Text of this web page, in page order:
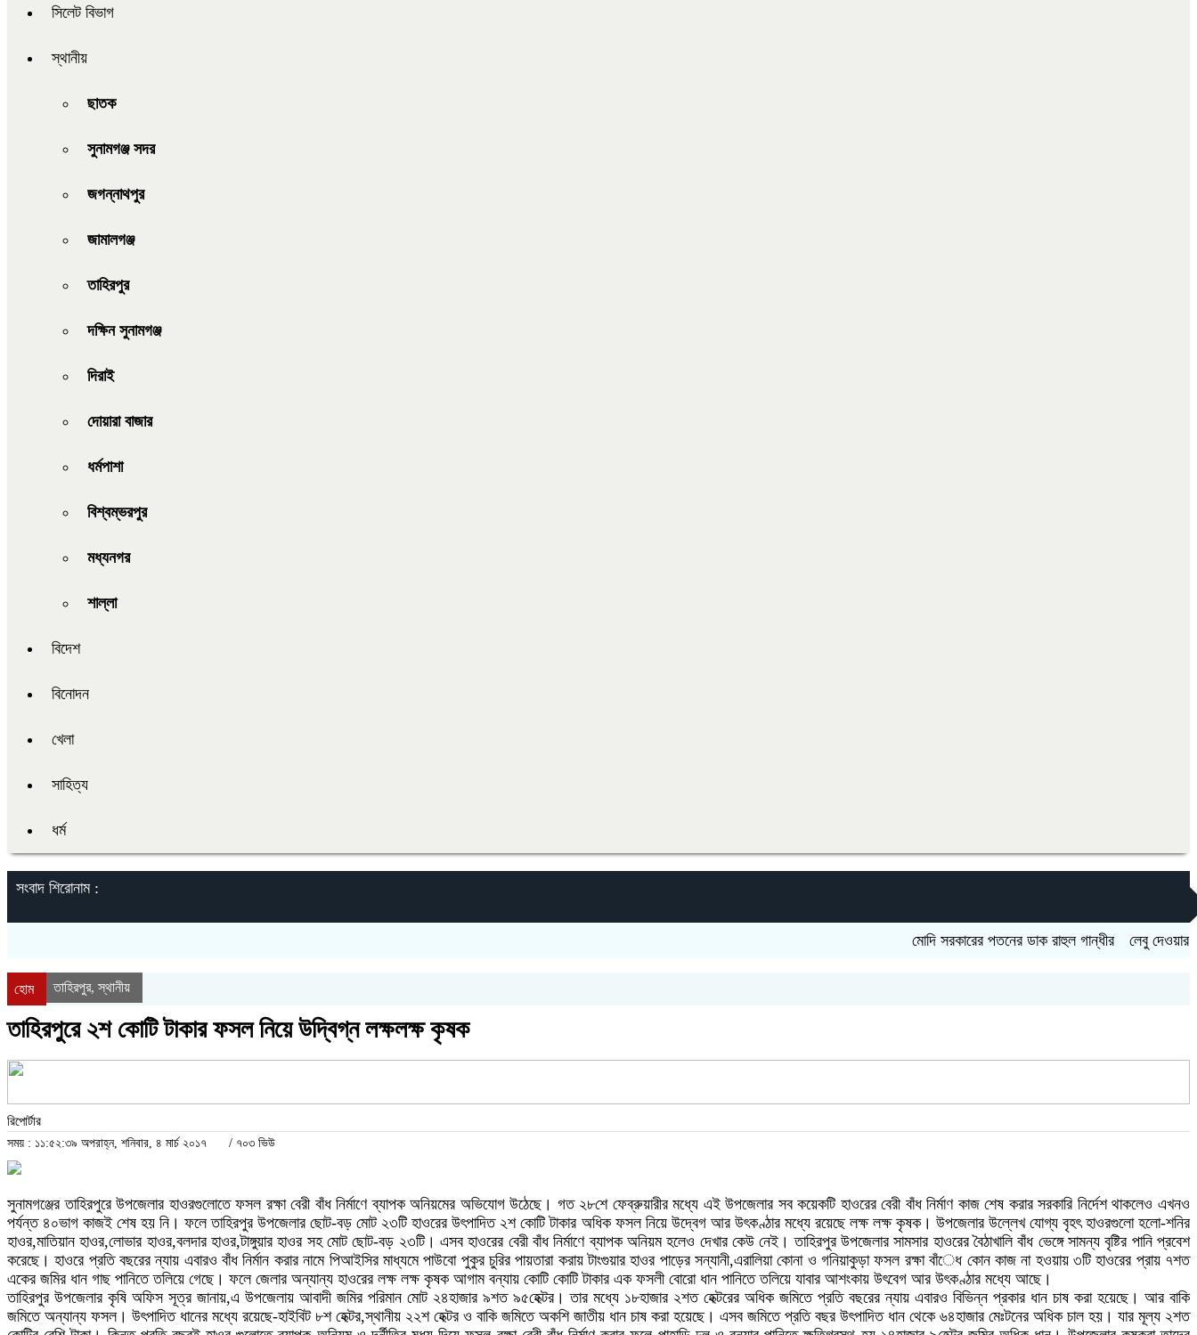
সিলেট বিভাগ
স্থানীয়
ছাতক
সুনামগঞ্জ সদর
জগন্নাথপুর
জামালগঞ্জ
তাহিরপুর
দক্ষিন সুনামগঞ্জ
দিরাই
দোয়ারা বাজার
ধর্মপাশা
বিশ্বম্ভরপুর
মধ্যনগর
শাল্লা
বিদেশ
বিনোদন
খেলা
সাহিত্য
ধর্ম
সংবাদ শিরোনাম :
মোদি সরকারের পতনের ডাক রাহুল গান্ধীর লেবু দেওয়ার কথা
হোম তাহিরপুর,স্থানীয়
তাহিরপুরে ২শ কোটি টাকার ফসল নিয়ে উদ্বিগ্ন লক্ষলক্ষ কৃষক
রিপোর্টার
সময় : ১১:৫২:৩৯ অপরাহ্ন, শনিবার, ৪ মার্চ ২০১৭ / ৭০৩ ভিউ
সুনামগঞ্জের তাহিরপুরে উপজেলার হাওরগুলোতে ফসল রক্ষা বেরী বাঁধ নির্মাণে ব্যাপক অনিয়মের অভিযোগ উঠেছে। গত ২৮শে ফেব্রুয়ারীর মধ্যে এই উপজেলার সব কয়েকটি হাওরের বেরী বাঁধ নির্মাণ কাজ শেষ করার সরকারি নির্দেশ থাকলেও এখনও
পর্যন্ত ৪০ভাগ কাজই শেষ হয় নি। ফলে তাহিরপুর উপজেলার ছোট-বড় মোট ২৩টি হাওরের উৎপাদিত ২শ কোটি টাকার অধিক ফসল নিয়ে উদ্বেগ আর উৎকণ্ঠার মধ্যে রয়েছে লক্ষ লক্ষ কৃষক। উপজেলার উল্লেখ যোগ্য বৃহৎ হাওরগুলো হলো-শনির
হাওর,মাতিয়ান হাওর,লোভার হাওর,বলদার হাওর,টাঙ্গুয়ার হাওর সহ মোট ছোট-বড় ২৩টি। এসব হাওরের বেরী বাঁধ নির্মাণে ব্যাপক অনিয়ম হলেও দেখার কেউ নেই। তাহিরপুর উপজেলার সামসার হাওরের বৈঠাখালি বাঁধ ভেঙ্গে সামন্য বৃষ্টির পানি প্রবেশ
করেছে। হাওরে প্রতি বছরের ন্যায় এবারও বাঁধ নির্মান করার নামে পিআইসির মাধ্যমে পাউবো পুকুর চুরির পায়তারা করায় টাংগুয়ার হাওর পাড়ের সন্যানী,এরালিয়া কোনা ও গনিয়াকুড়া ফসল রক্ষা বাঁেধ কোন কাজ না হওয়ায় ৩টি হাওরের প্রায় ৭শত
একের জমির ধান গাছ পানিতে তলিয়ে গেছে। ফলে জেলার অন্যান্য হাওরের লক্ষ লক্ষ কৃষক আগাম বন্যায় কোটি কোটি টাকার এক ফসলী বোরো ধান পানিতে তলিয়ে যাবার আশংকায় উৎবেগ আর উৎকণ্ঠার মধ্যে আছে।
তাহিরপুর উপজেলার কৃষি অফিস সূত্র জানায়,এ উপজেলায় আবাদী জমির পরিমান মোট ২৪হাজার ৯শত ৯৫হেক্টর। তার মধ্যে ১৮হাজার ২শত হেক্টরের অধিক জমিতে প্রতি বছরের ন্যায় এবারও বিভিন্ন প্রকার ধান চাষ করা হয়েছে। আর বাকি
জমিতে অন্যান্য ফসল। উৎপাদিত ধানের মধ্যে রয়েছে-হাইবিট ৮শ হেক্টর,স্থানীয় ২২শ হেক্টর ও বাকি জমিতে অকশি জাতীয় ধান চাষ করা হয়েছে। এসব জমিতে প্রতি বছর উৎপাদিত ধান থেকে ৬৪হাজার মেঃটনের অধিক চাল হয়। যার মূল্য ২শত